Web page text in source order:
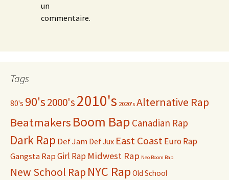
un
commentaire.
Tags
80's 90's2000's2010's 2020's Alternative Rap
Beatmakers Boom Bap Canadian Rap
Dark Rap Def Jam Def Jux East CoastEuro Rap
Gangsta RapGirl Rap Midwest Rap Neo Boom Bap
New School Rap NYC Rap Old School